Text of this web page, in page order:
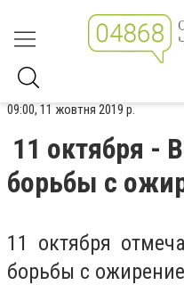
09:00, 11 жовтня 2019 р.
11 октября -
борьбы с
11 октября
борьбы с